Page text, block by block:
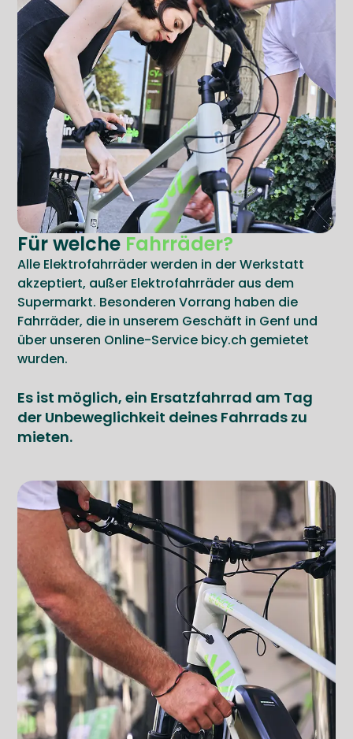
Für welche Fahrräder?
Alle Elektrofahrräder werden in der Werkstatt
akzeptiert, außer Elektrofahrräder aus dem
Supermarkt. Besonderen Vorrang haben die
Fahrräder, die in unserem Geschäft in Genf und
über unseren Online-Service bicy.ch gemietet
wurden.
Es ist möglich, ein Ersatzfahrrad am Tag
der Unbeweglichkeit deines Fahrrads zu
mieten.